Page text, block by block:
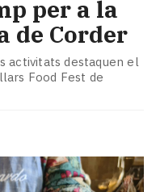
per a la
de Corder
activitats destaquen el
Food Fest de